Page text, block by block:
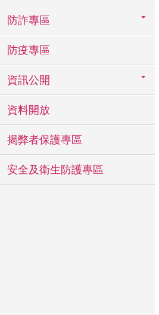
防詐專區
防疫專區
資訊公開
資料開放
揭弊者保護專區
安全及衛生防護專區